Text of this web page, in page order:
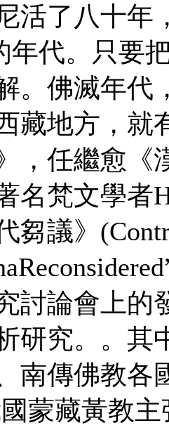
了八十年
年代。只要
。佛滅年代
藏地方，就
，任繼愈《
名梵文學者
芻議》
討論會上的
研究。。其
南傳佛教各
蒙藏黃教